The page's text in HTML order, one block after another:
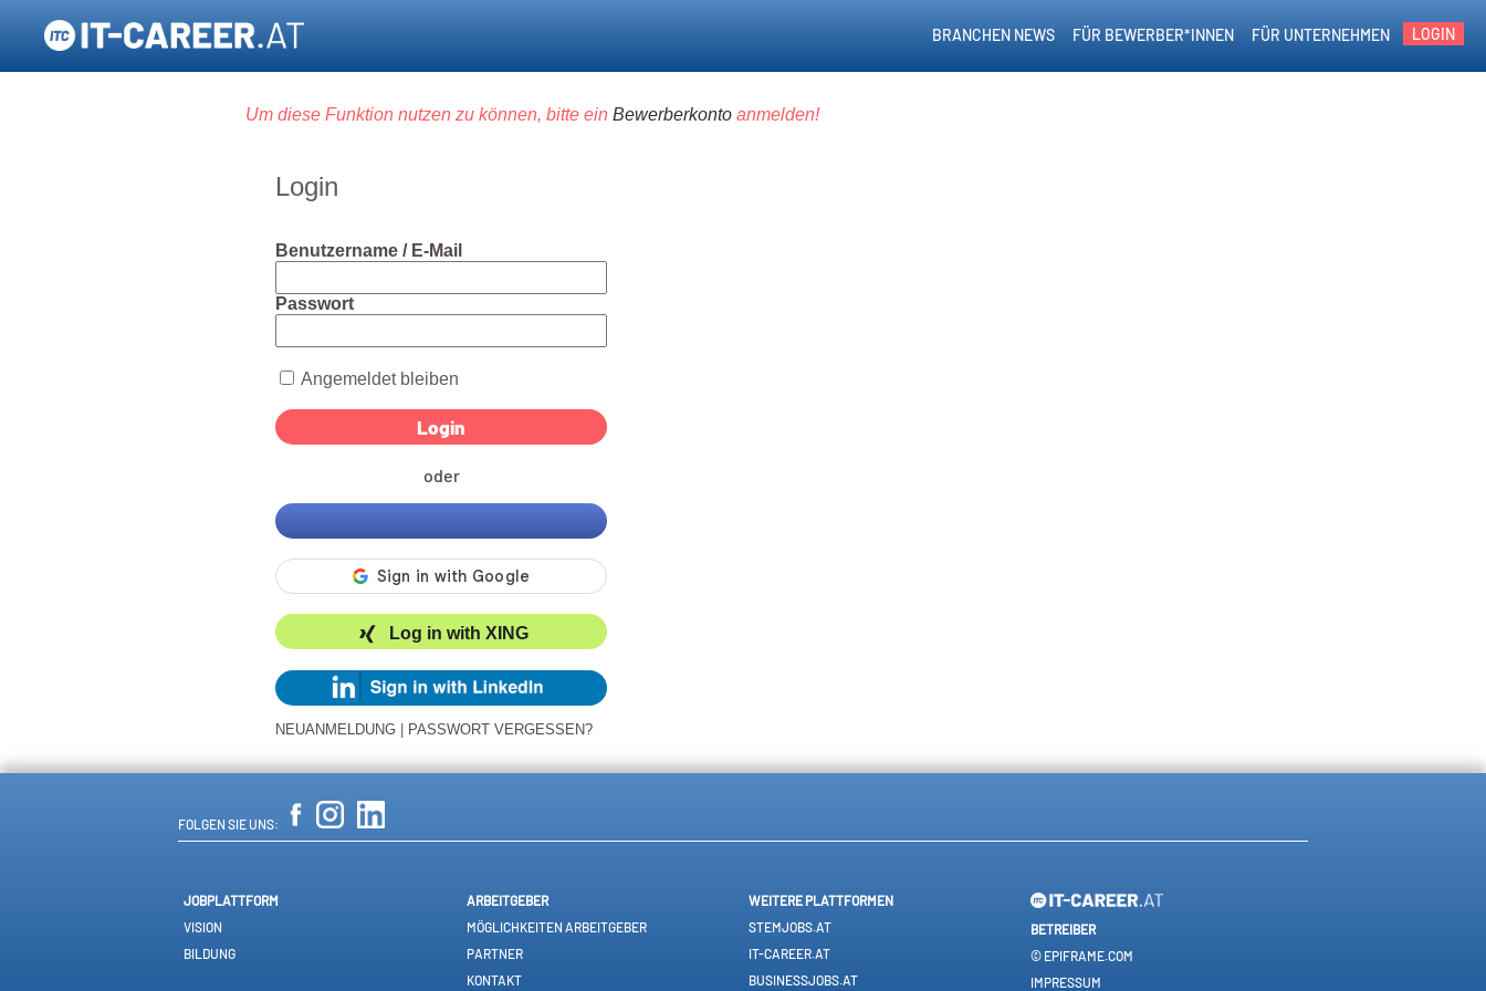
LOGIN
FÜR UNTERNEHMEN
FÜR BEWERBER*INNEN
BRANCHEN NEWS
Um diese Funktion nutzen zu können, bitte ein Bewerberkonto anmelden!
Login
Benutzername / E-Mail
Passwort
Angemeldet bleiben
oder
Log in with XING
NEUANMELDUNG PASSWORT VERGESSEN?
FOLGEN SIE UNS:
JOBPLATTFORM
VISION
BILDUNG
ARBEITGEBER
MÖGLICHKEITEN ARBEITGEBER
PARTNER
KONTAKT
WEITERE PLATTFORMEN
STEMJOBS.AT
IT-CAREER.AT
BUSINESSJOBS.AT
BETREIBER
© EPIFRAME.COM
IMPRESSUM